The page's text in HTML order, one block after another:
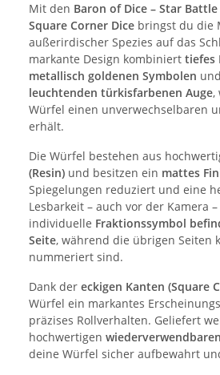
Mit den Baron of Dice – Star
Square Corner Dice bringst du die
außerirdischer Spezies auf das
markante Design kombiniert tiefes
metallisch goldenen Symbolen
leuchtenden türkisfarbenen Auge,
Würfel einen unverwechselbaren
erhält.
Die Würfel bestehen aus
(Resin) und besitzen ein mattes
Spiegelungen reduziert und eine
Lesbarkeit – auch vor der Kamera
individuelle Fraktionssymbol
Seite, während die übrigen Seiten
nummeriert sind.
Dank der eckigen Kanten (Square
Würfel ein markantes
präzises Rollverhalten. Geliefert
hochwertigen
deine Würfel sicher aufbewahrt